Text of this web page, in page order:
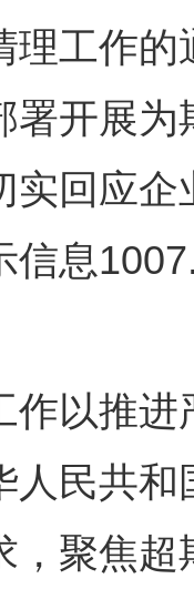
理工作
署开展
实回应
信息
以推进
人民共
，聚焦